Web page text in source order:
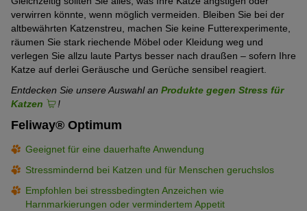
verwirren könnte, wenn möglich vermeiden. Bleiben Sie bei der
altbewährten Katzenstreu, machen Sie keine Futterexperimente,
räumen Sie stark riechende Möbel oder Kleidung weg und
verlegen Sie allzu laute Partys besser nach draußen – sofern Ihre
Katze auf derlei Geräusche und Gerüche sensibel reagiert.
Entdecken Sie unsere Auswahl an Produkte gegen Stress für
Katzen
!
Feliway® Optimum
Geeignet für eine dauerhafte Anwendung
Stressmindernd bei Katzen und für Menschen geruchslos
Empfohlen bei stressbedingten Anzeichen wie
Harnmarkierungen oder vermindertem Appetit